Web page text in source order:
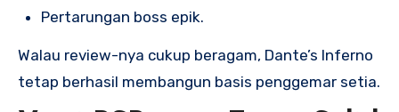
Pertarungan boss epik.
Walau review-nya cukup beragam, Dante’s Inferno
tetap berhasil membangun basis penggemar setia.